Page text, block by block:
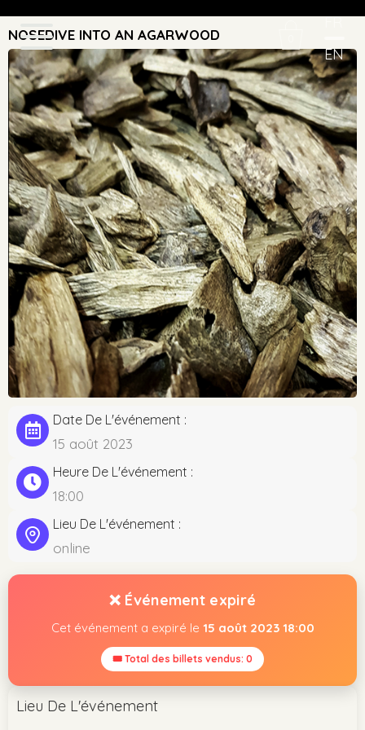
FR
EN
NOSEDIVE INTO AN AGARWOOD
Date De L'événement :
15 août 2023
Heure De L'événement :
18:00
Lieu De L'événement :
online
❌ Événement expiré
Cet événement a expiré le 15 août 2023 18:00
🎟 Total des billets vendus: 0
Lieu De L'événement